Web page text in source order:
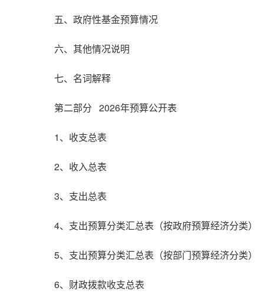
五、政府性基金预算情况
六、其他情况说明
七、名词解释
第二部分 2026年预算公开表
1、收支总表
2、收入总表
3、支出总表
4、支出预算分类汇总表（按政府预算经济分类）
5、支出预算分类汇总表（按部门预算经济分类）
6、财政拨款收支总表